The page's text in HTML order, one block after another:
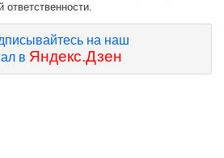
ответственности.
на наш
в Яндекс.Дзен